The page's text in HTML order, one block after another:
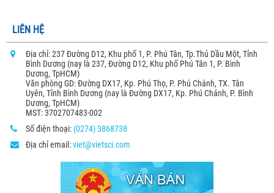
LIÊN HỆ
Địa chỉ: 237 Đường D12, Khu phố 1, P. Phú Tân, Tp.Thủ Dầu Một, Tỉnh
Bình Dương (nay là 237, Đường D12, Khu phố Phú Tân 1, P. Bình
Dương, TpHCM)
Văn phòng GD: Đường DX17, Kp. Phú Thọ, P. Phú Chánh, TX. Tân
Uyên, Tỉnh Bình Dương (nay là Đường DX17, Kp. Phú Chánh, P. Bình
Dương, TpHCM)
MST: 3702707483-002
Số điện thoại: (0274) 3868738
Địa chỉ email:viet@vietsci.com